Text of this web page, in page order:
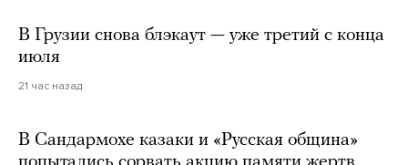
В Грузии снова блэкаут — уже третий с конца
июля
21 час назад
В Сандармохе казаки и «Русская община»